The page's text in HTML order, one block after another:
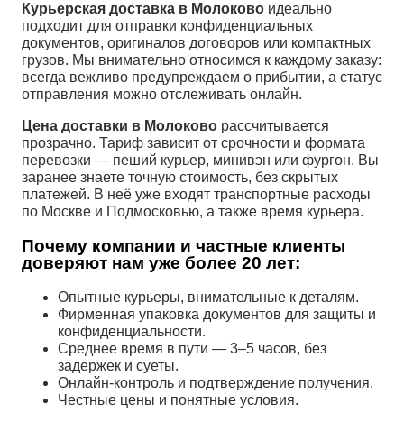
Курьерская доставка в Молоково идеально
подходит для отправки конфиденциальных
документов, оригиналов договоров или компактных
грузов. Мы внимательно относимся к каждому заказу:
всегда вежливо предупреждаем о прибытии, а статус
отправления можно отслеживать онлайн.
Цена доставки в Молоково рассчитывается
прозрачно. Тариф зависит от срочности и формата
перевозки — пеший курьер, минивэн или фургон. Вы
заранее знаете точную стоимость, без скрытых
платежей. В неё уже входят транспортные расходы
по Москве и Подмосковью, а также время курьера.
Почему компании и частные клиенты
доверяют нам уже более 20 лет:
Опытные курьеры, внимательные к деталям.
Фирменная упаковка документов для защиты и
конфиденциальности.
Среднее время в пути — 3–5 часов, без
задержек и суеты.
Онлайн-контроль и подтверждение получения.
Честные цены и понятные условия.